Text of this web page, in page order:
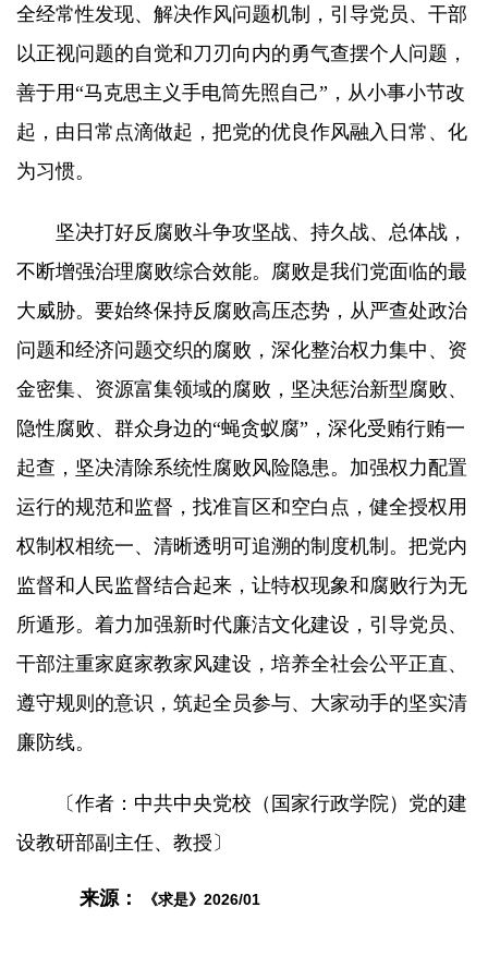
全经常性发现、解决作风问题机制，引导党员、干部
以正视问题的自觉和刀刃向内的勇气查摆个人问题，
善于用“马克思主义手电筒先照自己”，从小事小节改
起，由日常点滴做起，把党的优良作风融入日常、化
为习惯。
坚决打好反腐败斗争攻坚战、持久战、总体战，
不断增强治理腐败综合效能。腐败是我们党面临的最
大威胁。要始终保持反腐败高压态势，从严查处政治
问题和经济问题交织的腐败，深化整治权力集中、资
金密集、资源富集领域的腐败，坚决惩治新型腐败、
隐性腐败、群众身边的“蝇贪蚁腐”，深化受贿行贿一
起查，坚决清除系统性腐败风险隐患。加强权力配置
运行的规范和监督，找准盲区和空白点，健全授权用
权制权相统一、清晰透明可追溯的制度机制。把党内
监督和人民监督结合起来，让特权现象和腐败行为无
所遁形。着力加强新时代廉洁文化建设，引导党员、
干部注重家庭家教家风建设，培养全社会公平正直、
遵守规则的意识，筑起全员参与、大家动手的坚实清
廉防线。
〔作者：中共中央党校（国家行政学院）党的建
设教研部副主任、教授〕
来源： 《求是》2026/01